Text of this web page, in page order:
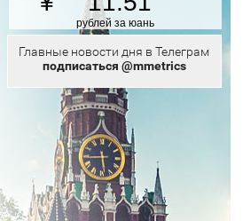
рублей за юань
Главные новости дня в Телеграм
подписаться @mmetrics